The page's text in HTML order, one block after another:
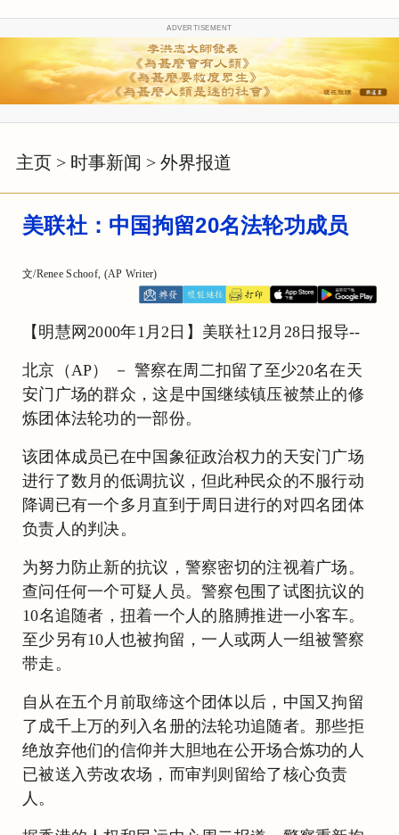
ADVERTISEMENT
主页 > 时事新闻 > 外界报道
美联社：中国拘留20名法轮功成员
文/Renee Schoof, (AP Writer)
【明慧网2000年1月2日】美联社12月28日报导--
北京（AP） － 警察在周二扣留了至少20名在天
安门广场的群众，这是中国继续镇压被禁止的修
炼团体法轮功的一部份。
该团体成员已在中国象征政治权力的天安门广场
进行了数月的低调抗议，但此种民众的不服行动
降调已有一个多月直到于周日进行的对四名团体
负责人的判决。
为努力防止新的抗议，警察密切的注视着广场。
查问任何一个可疑人员。警察包围了试图抗议的
10名追随者，扭着一个人的胳膊推进一小客车。
至少另有10人也被拘留，一人或两人一组被警察
带走。
自从在五个月前取缔这个团体以后，中国又拘留
了成千上万的列入名册的法轮功追随者。那些拒
绝放弃他们的信仰并大胆地在公开场合炼功的人
已被送入劳改农场，而审判则留给了核心负责
人。